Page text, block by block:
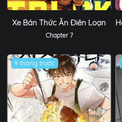
Xe Bán Thức Ăn Điên Loạn
Chapter 7
9 tháng trước